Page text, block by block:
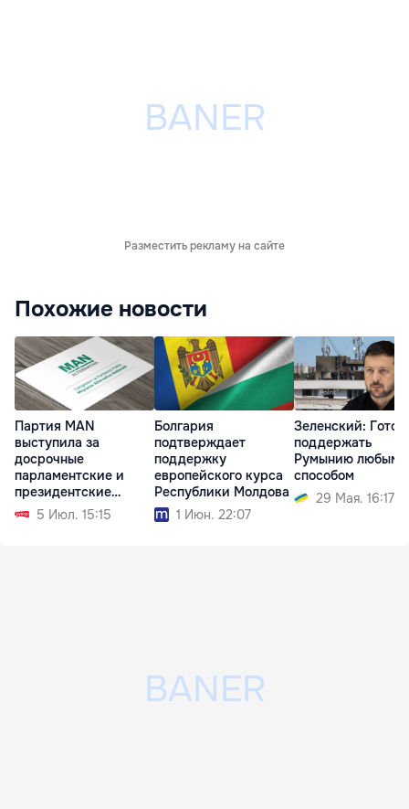
Разместить рекламу на сайте
Похожие новости
Партия MAN
выступила за
досрочные
парламентские и
президентские
выборы5 Июл. 15:15
Болгария
подтверждает
поддержку
европейского курса
Республики Молдова
1 Июн. 22:07
Зеленский:
поддержать
Румынию любым
способом
29 Мая. 16:17